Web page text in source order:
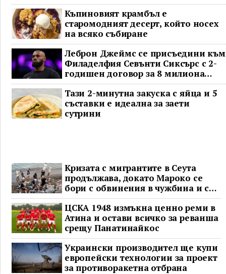
Къпиновият крамбъл е
старомодният десерт, който носех
на всяко събиране
Леброн Джеймс се присъедини към
Филаделфия Севънти Сиксърс с 2-
годишен договор за 8 милиона
долара
Тази 2-минутна закуска с яйца и 5
съставки е идеална за заети
сутрини
Кризата с мигрантите в Сеута
продължава, докато Мароко се
бори с обвинения в чужбина и с
гнева у дома
ЦСКА 1948 измъкна ценно реми в
Атина и остави всичко за реванша
срещу Панатинайкос
Украински производител ще купи
европейски технологии за проект
за противоракетна отбрана